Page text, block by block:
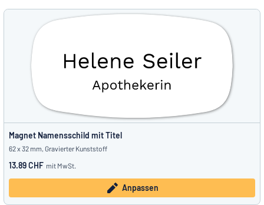
Magnet Namensschild mit Titel
62 x 32 mm, Gravierter Kunststoff
13.89 CHF mit MwSt.
Anpassen